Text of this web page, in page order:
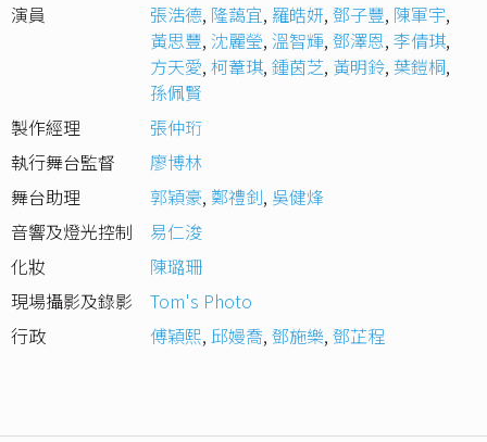
演員
張浩德, 隆藹宜, 羅皓妍,鄧子豐, 陳軍宇,
黃思豐,沈麗瑩,溫智輝,鄧澤恩,李倩琪,
方天愛,柯葦琪,鍾茵芝, 黃明鈴,葉鎧桐,
孫佩賢
製作經理
張仲珩
執行舞台監督
廖博林
舞台助理
郭穎豪, 鄭禮釗, 吳健烽
音響及燈光控制
易仁浚
化妝
陳璐珊
現場攝影及錄影
Tom's Photo
行政
傅穎熙,邱嫚喬,鄧施樂,鄧芷程